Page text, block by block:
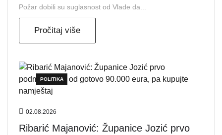
Požar dobili su suglasnost od Vlade da...
Pročitaj više
POLITIKA
02.08.2026
Ribarić Majanović: Županice Jozić prvo